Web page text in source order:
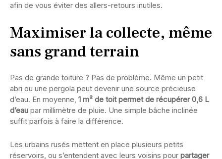
afin de vous éviter des allers-retours inutiles.
Maximiser la collecte, même
sans grand terrain
Pas de grande toiture ? Pas de problème. Même un petit
abri ou une pergola peut devenir une source précieuse
d’eau. En moyenne, 1 m² de toit permet de récupérer 0,6 L
d’eau par millimètre de pluie. Une simple bâche inclinée
suffit parfois à faire la différence.
Les urbains rusés mettent en place plusieurs petits
réservoirs, ou s’entendent avec leurs voisins pour partager